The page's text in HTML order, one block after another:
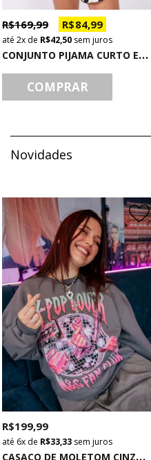
C
ONJUNTO PIJAMA CURTO EGGS
R$ 169,99 R$ 84,99
2x de R$ 42,50 sem juros
COMPRAR
Novidades
C
ASACO DE MOLETOM CINZA K-POP LOVER
R$ 199,99
6x de R$ 33,33 sem juros